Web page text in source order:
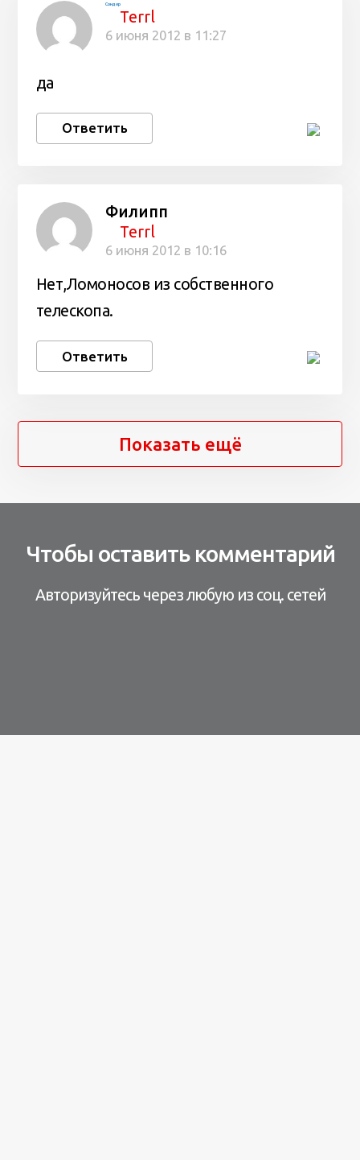
Сондер
Terrl
6 июня 2012 в 11:27
да
Ответить
Филипп
Terrl
6 июня 2012 в 10:16
Нет,Ломоносов из собственного
телескопа.
Ответить
Показать ещё
Чтобы оставить комментарий
Авторизуйтесь через любую из соц. сетей